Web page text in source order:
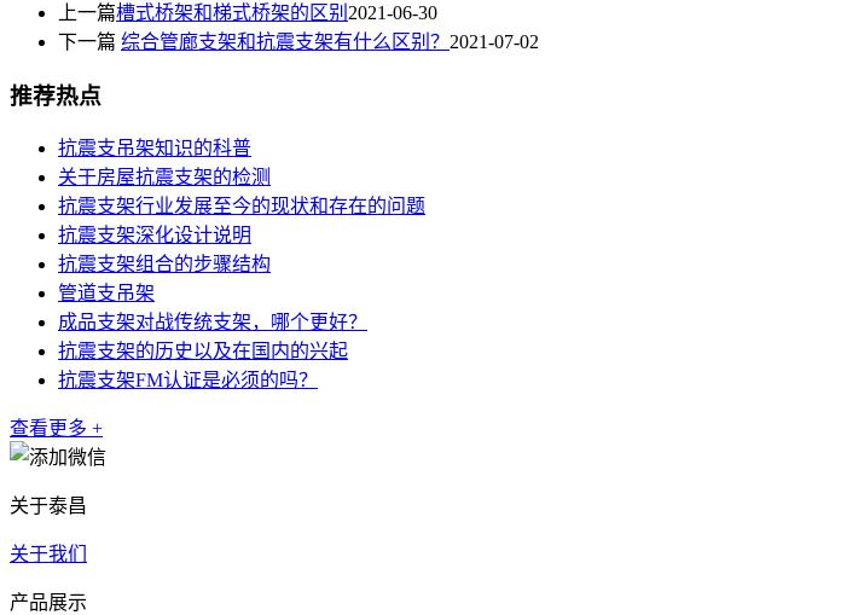
上一篇槽式桥架和梯式桥架的区别 2021-06-30
下一篇 综合管廊支架和抗震支架有什么区别？ 2021-07-02
推荐热点
抗震支吊架知识的科普
关于房屋抗震支架的检测
抗震支架行业发展至今的现状和存在的问题
抗震支架深化设计说明
抗震支架组合的步骤结构
管道支吊架
成品支架对战传统支架，哪个更好？
抗震支架的历史以及在国内的兴起
抗震支架FM认证是必须的吗？
查看更多 +
关于泰昌
关于我们
产品展示